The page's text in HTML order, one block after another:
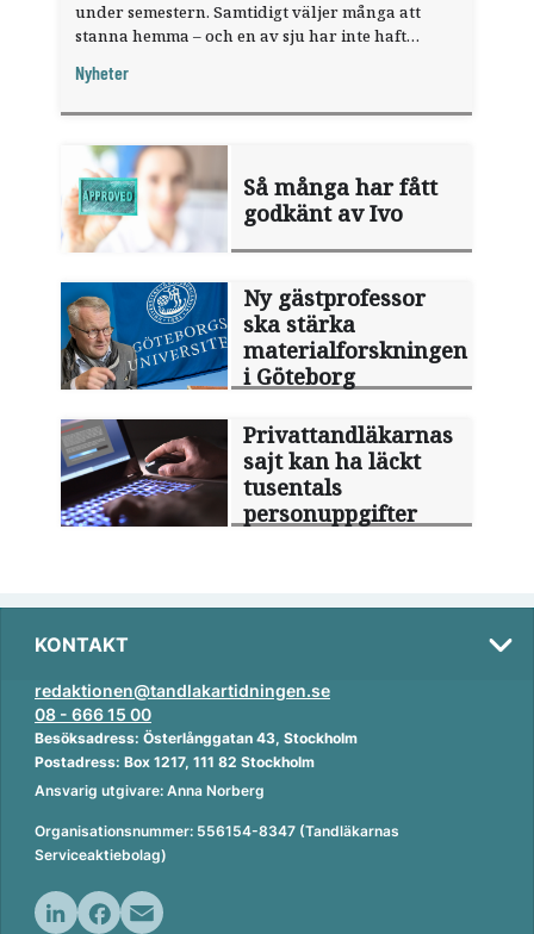
under semestern. Samtidigt väljer många att
stanna hemma – och en av sju har inte haft
fråga".
Nyheter
Så många har fått
godkänt av Ivo
Ny gästprofessor
ska stärka
materialforskningen
i Göteborg
Privattandläkarnas
sajt kan ha läckt
tusentals
personuppgifter
KONTAKT
redaktionen@tandlakartidningen.se
08 - 666 15 00
Besöksadress: Österlånggatan 43, Stockholm
Postadress: Box 1217, 111 82 Stockholm
Ansvarig utgivare: Anna Norberg
Organisationsnummer: 556154-8347 (Tandläkarnas
Serviceaktiebolag)